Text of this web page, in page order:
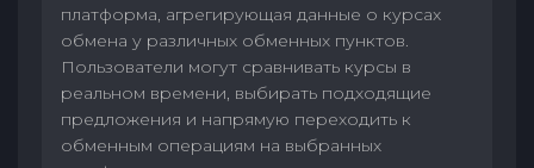
платформа, агрегирующая данные о курсах
обмена у различных обменных пунктов.
Пользователи могут сравнивать курсы в
реальном времени, выбирать подходящие
предложения и напрямую переходить к
обменным операциям на выбранных